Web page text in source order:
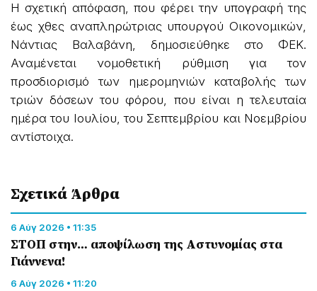
Η σχετική απόφαση, που φέρει την υπογραφή της
έως χθες αναπληρώτριας υπουργού Οικονομικών,
Νάντιας Βαλαβάνη, δημοσιεύθηκε στο ΦΕΚ.
Αναμένεται νομοθετική ρύθμιση για τον
προσδιορισμό των ημερομηνιών καταβολής των
τριών δόσεων του φόρου, που είναι η τελευταία
ημέρα του Ιουλίου, του Σεπτεμβρίου και Νοεμβρίου
αντίστοιχα.
Σχετικά Άρθρα
6 Αύγ 2026 • 11:35
ΣΤΟΠ στην… αποψίλωση της Αστυνομίας στα
Γιάννενα!
6 Αύγ 2026 • 11:20